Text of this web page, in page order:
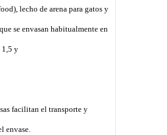
lecho de arena para gatos y
se envasan habitualmente en
1,5 y
facilitan el transporte y
envase.